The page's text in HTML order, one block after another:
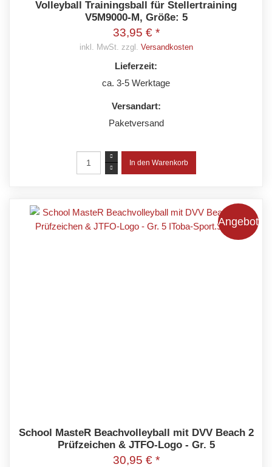
Volleyball Trainingsball für Stellertraining
V5M9000-M, Größe: 5
33,95 € *
inkl. MwSt. zzgl. Versandkosten
Lieferzeit:
ca. 3-5 Werktage
Versandart:
Paketversand
Angebot
School MasteR Beachvolleyball mit DVV Beach 2
Prüfzeichen & JTFO-Logo - Gr. 5
30,95 € *